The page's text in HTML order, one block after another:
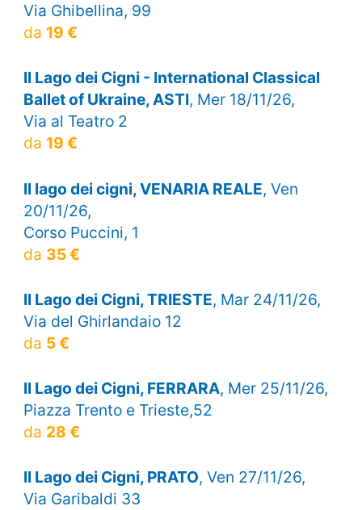
Via Ghibellina, 99
da 19 €
Il Lago dei Cigni - International Classical
Ballet of Ukraine, ASTI, Mer 18/11/26,
Via al Teatro 2
da 19 €
Il lago dei cigni, VENARIA REALE, Ven
20/11/26,
Corso Puccini, 1
da 35 €
Il Lago dei Cigni, TRIESTE, Mar 24/11/26,
Via del Ghirlandaio 12
da 5 €
Il Lago dei Cigni, FERRARA, Mer 25/11/26,
Piazza Trento e Trieste,52
da 28 €
Il Lago dei Cigni, PRATO, Ven 27/11/26,
Via Garibaldi 33